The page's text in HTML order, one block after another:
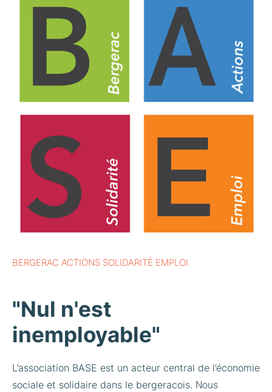
BERGERAC ACTIONS SOLIDARITÉ EMPLOI
"Nul n'est
inemployable"
L’association BASE est un acteur central de l’économie
sociale et solidaire dans le bergeracois. Nous